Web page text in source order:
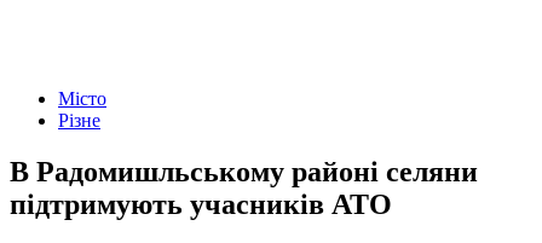
Місто
Різне
В Радомишльському районі селяни
підтримують учасників АТО